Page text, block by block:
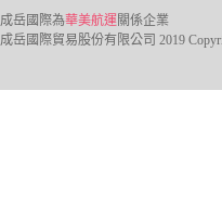
成岳國際為華美航運關係企業
成岳國際貿易股份有限公司 2019